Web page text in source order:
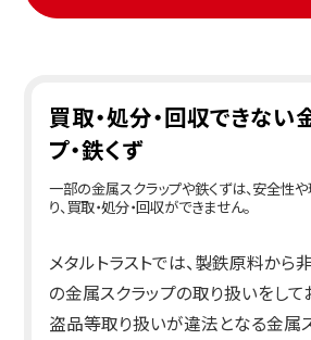
買取・処分・回収できない
プ・鉄くず
一部の金属スクラップや鉄くずは、安全性
り、買取・処分・回収ができません。
メタルトラストでは、製鉄原料から
の金属スクラップの取り扱いをして
盗品等取り扱いが違法となる金属